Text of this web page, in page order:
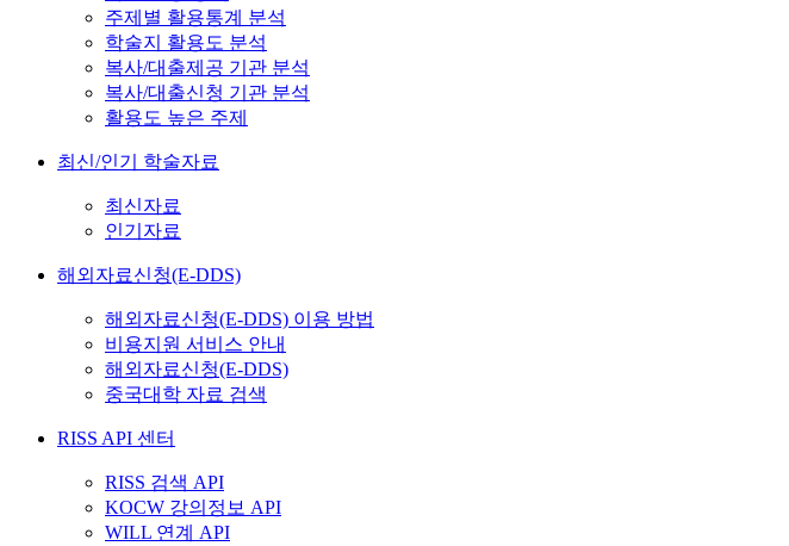
주제별 활용통계 분석
학술지 활용도 분석
복사/대출제공 기관 분석
복사/대출신청 기관 분석
활용도 높은 주제
최신/인기 학술자료
최신자료
인기자료
해외자료신청(E-DDS)
해외자료신청(E-DDS) 이용 방법
비용지원 서비스 안내
해외자료신청(E-DDS)
중국대학 자료 검색
RISS API 센터
RISS 검색 API
KOCW 강의정보 API
WILL 연계 API